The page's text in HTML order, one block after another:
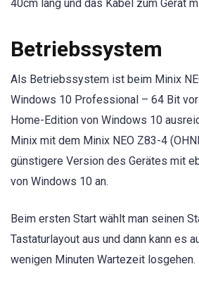
40cm lang und das Kabel zum Gerät
Betriebssystem
Als Betriebssystem ist beim Minix
Windows 10 Professional – 64 Bit
Home-Edition von Windows 10
Minix mit dem Minix NEO Z83-4
günstigere Version des Gerätes mit
von Windows 10 an.
Beim ersten Start wählt man seinen
Tastaturlayout aus und dann kann es
wenigen Minuten Wartezeit losgehen.